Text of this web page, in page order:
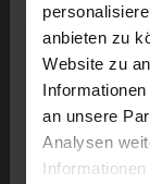
anbieten zu
Website zu
an unsere
Analysen
hallo
Sie greifen
Möchten Sie